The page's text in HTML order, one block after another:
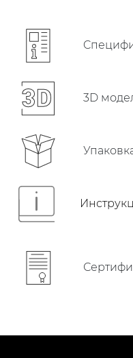
3D